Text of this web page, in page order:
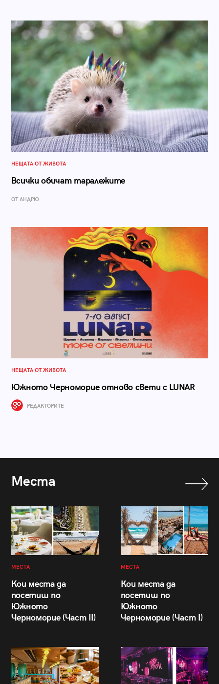
НЕЩАТА ОТ ЖИВОТА
Всички обичат таралежите
ОТ АНДРЮ
НЕЩАТА ОТ ЖИВОТА
Южното Черноморие отново свети с LUNAR
РЕДАКТОРИТЕ
Места
МЕСТА
Кои места да
посетиш по
Южното
Черноморие (Част II)
МЕСТА
Кои места да
посетиш по
Южното
Черноморие (Част I)